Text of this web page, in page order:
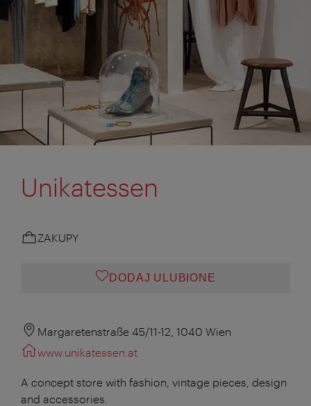
Unikatessen
ZAKUPY
DODAJ ULUBIONE
Margaretenstraße 45/11-12, 1040 Wien
www.unikatessen.at
A concept store with fashion, vintage pieces, design
and accessories.